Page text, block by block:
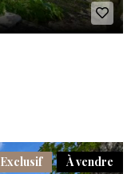
À vendre
Exclusif